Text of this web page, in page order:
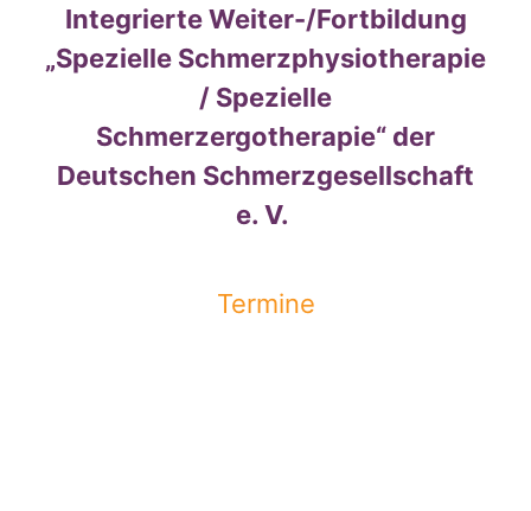
Termine
Integrierte Weiter-/Fortbildung
„Spezielle Schmerzphysiotherapie
/ Spezielle
Schmerzergotherapie“ der
Deutschen Schmerzgesellschaft
e. V.